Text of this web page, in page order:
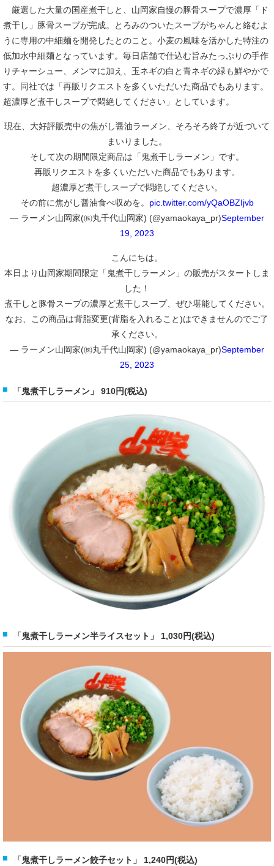
厳選した大量の国産煮干しと、山岡家自慢の豚骨スープで濃厚「ド
煮干し」豚骨スープが完成。とろみのついたスープがちゃんと絡むよ
うに専用の中細麺を開発したとのこと。小麦の風味を活かした特注の
低加水中細麺となっています。毎日店舗で仕込む旨みたっぷりの手作
りチャーシュー、メンマに加え、玉ネギの白と青ネギの緑も鮮やかで
す。同社では「再販リクエストを多くいただいた商品でもあります。
超濃厚ど煮干しスープで悶絶してください」としています。
現在、大好評販売中の焦がし醤油ラーメン、そろそろ終了が近づいて
まいりました。
そして次の期間限定商品は「鬼煮干しラーメン」です。
再販リクエストを多くいただいた商品でもあります。
超濃厚ど煮干しスープで悶絶してください。
その前に焦がし醤油食べ収めを。 pic.twitter.com/yQaOBZIjvb
— ラーメン山岡家(㈱丸千代山岡家) (@yamaokaya_pr)September
19, 2023
こんにちは。
本日より山岡家期間限定「鬼煮干しラーメン」の販売がスタートしま
した！
煮干しと豚骨スープの濃厚ど煮干しスープ、ぜひ堪能してください。
なお、この商品は背脂変更(背脂を入れること)はできませんのでご了
承ください。
— ラーメン山岡家(㈱丸千代山岡家) (@yamaokaya_pr)September
25, 2023
「鬼煮干しラーメン」 910円(税込)
「鬼煮干しラーメン半ライスセット」 1,030円(税込)
「鬼煮干しラーメン餃子セット」 1,240円(税込)